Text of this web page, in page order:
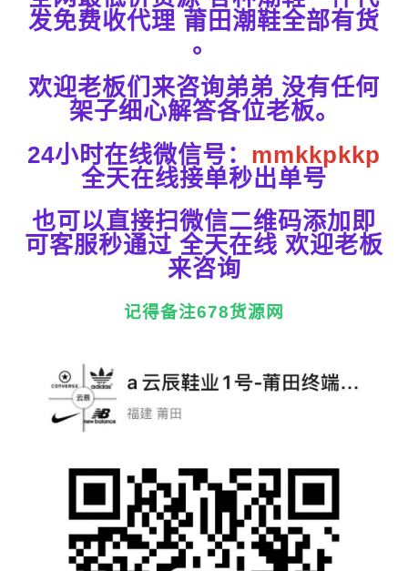
发免费收代理 莆田潮鞋全部有货
。
欢迎老板们来咨询弟弟 没有任何
架子细心解答各位老板。
24小时在线微信号： mmkkpkkp
全天在线接单秒出单号
也可以直接扫微信二维码添加即
可客服秒通过 全天在线 欢迎老板
来咨询
记得备注678货源网